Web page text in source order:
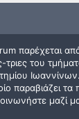
παρέχεται
τριες του
παραβιάζει τα
μαζί